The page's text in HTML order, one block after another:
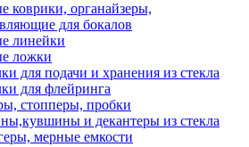
коврики, органайзеры,
для бокалов
линейки
ложки
для подачи и хранения из стекла
для флейринга
стопперы, пробки
и декантеры из стекла
мерные емкости